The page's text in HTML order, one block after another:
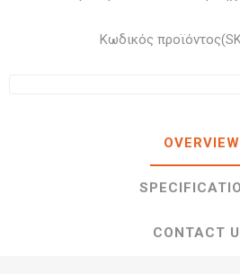
Κωδικός
OVERVIEW
CONTACT